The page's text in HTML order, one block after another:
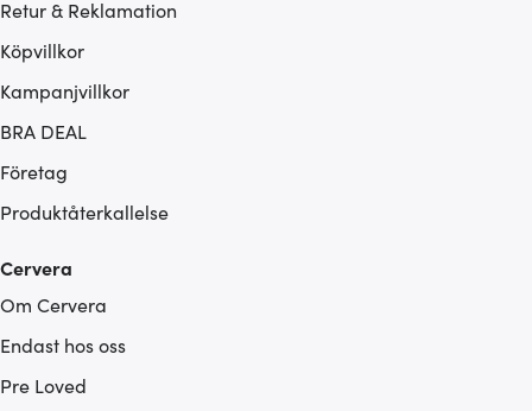
Retur & Reklamation
Köpvillkor
Kampanjvillkor
BRA DEAL
Företag
Produktåterkallelse
Cervera
Om Cervera
Endast hos oss
Pre Loved